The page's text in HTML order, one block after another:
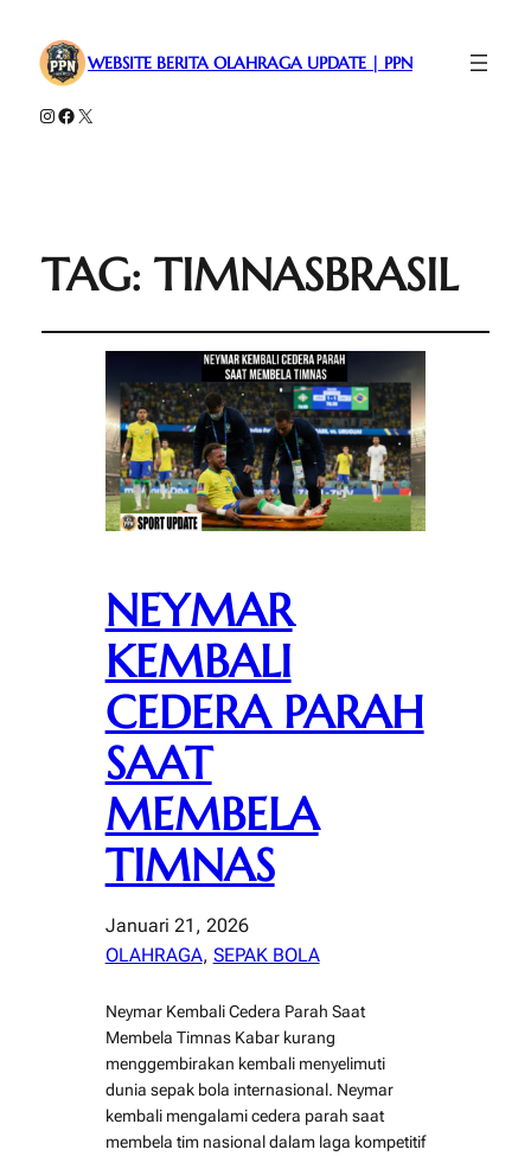
WEBSITE BERITA OLAHRAGA UPDATE | PPN
Instagram
Facebook
X
TAG: TIMNASBRASIL
NEYMAR
KEMBALI
CEDERA PARAH
SAAT
MEMBELA
TIMNAS
Januari 21, 2026
OLAHRAGA, SEPAK BOLA
Neymar Kembali Cedera Parah Saat
Membela Timnas Kabar kurang
menggembirakan kembali menyelimuti
dunia sepak bola internasional. Neymar
kembali mengalami cedera parah saat
membela tim nasional dalam laga kompetitif